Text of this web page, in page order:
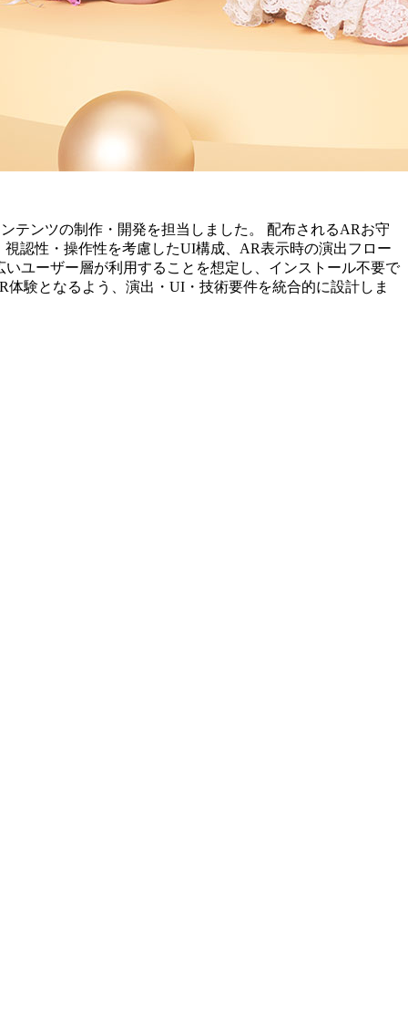
テンツの制作・開発を担当しました。 配布されるARお守
認性・操作性を考慮したUI構成、AR表示時の演出フロー
ユーザー層が利用することを想定し、インストール不要で
験となるよう、演出・UI・技術要件を統合的に設計しま